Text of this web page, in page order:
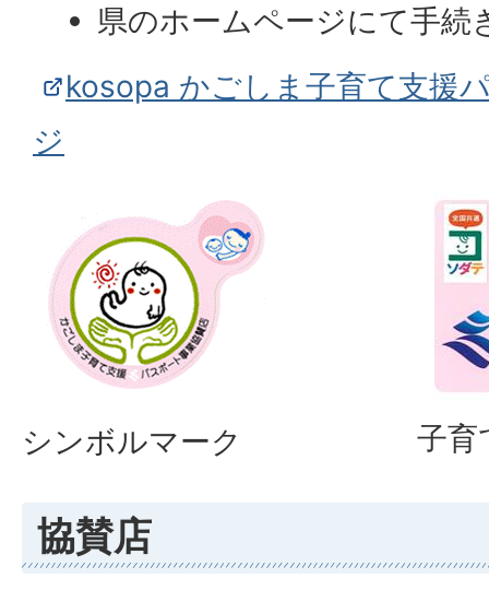
県のホームページにて手続
kosopa かごしま子育て支援
ジ
シンボルマーク 子育
協賛店